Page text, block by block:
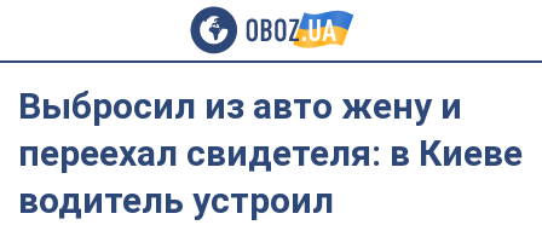
Выбросил из авто жену и
переехал свидетеля: в Киеве
водитель устроил